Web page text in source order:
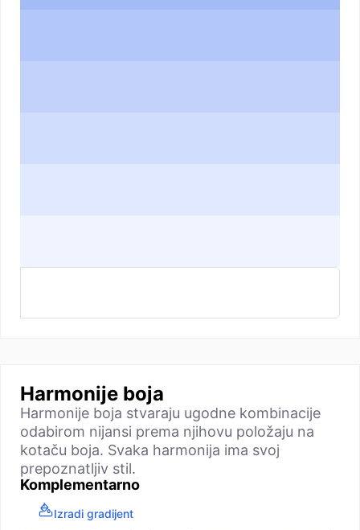
Harmonije boja
Harmonije boja stvaraju ugodne kombinacije
odabirom nijansi prema njihovu položaju na
kotaču boja. Svaka harmonija ima svoj
prepoznatljiv stil.
Komplementarno
Izradi gradijent